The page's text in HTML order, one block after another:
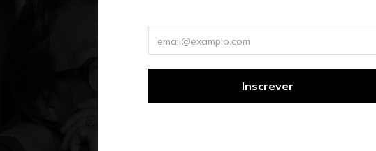
limiar do dizível,
produzida. Ela
Para Duras,
próximo de uma
de escrever, e sem
com essa
no fim do mundo,